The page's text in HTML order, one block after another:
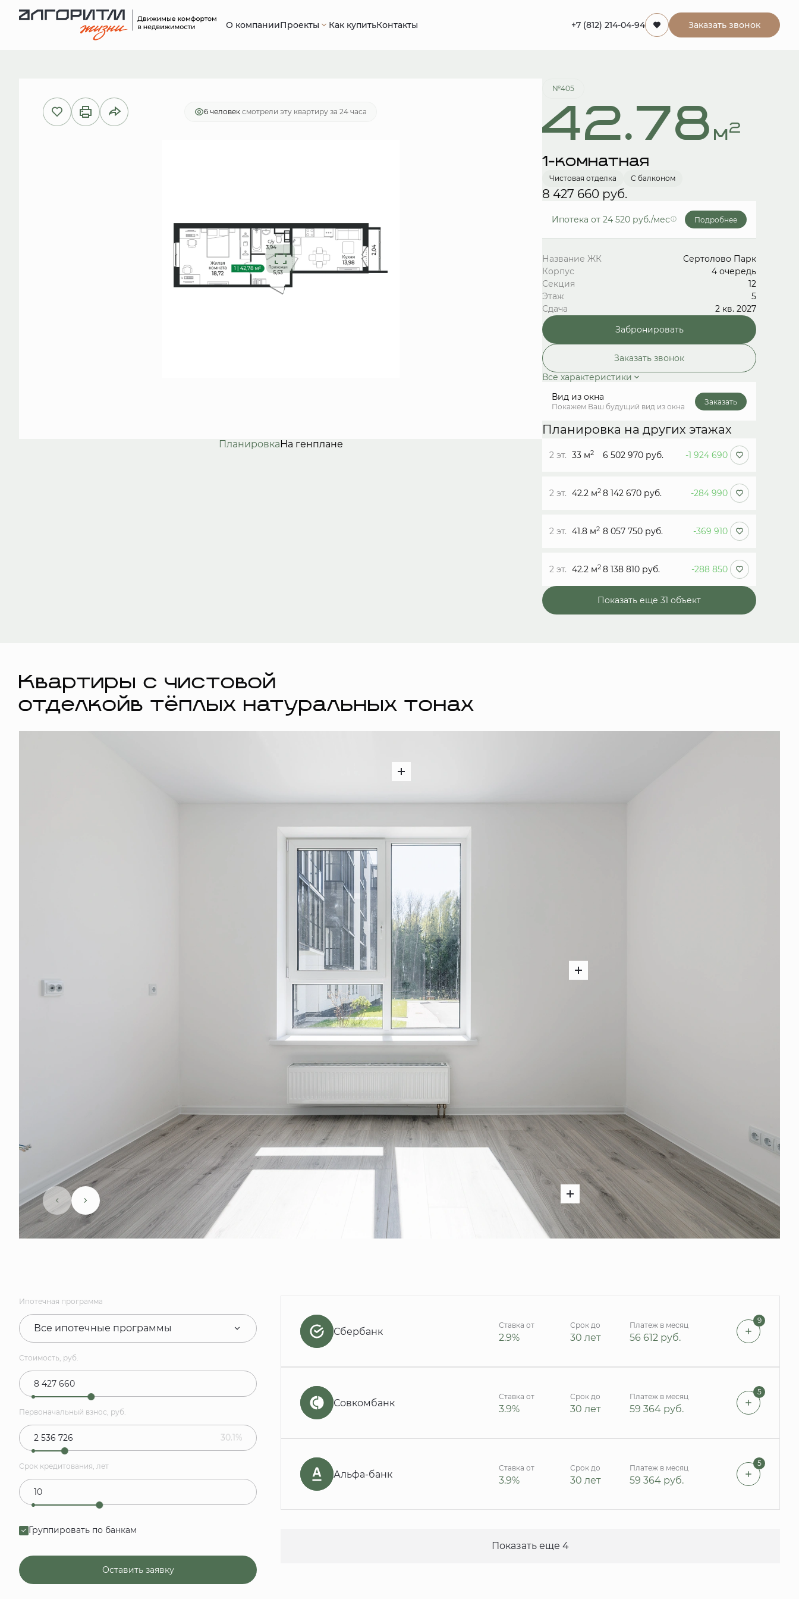
О компанииПроекты Как купитьКонтакты +7 (812) 214-04-94 Заказать звонок
1-комнатная 42.78 м 2 8 427 660 руб.Ипотекаот 24 520 руб./мес. Забронировать
6 человек смотрели эту квартиру за 24 часа
ПланировкаНа генплане
№405
42.78 м2
1-комнатная
Чистовая отделка С балконом
8 427 660 руб.
Ипотека от 24 520 руб./мес Подробнее
Название ЖК
Сертолово Парк
Корпус
4 очередь
Секция
12
Этаж
5
Сдача
2 кв. 2027
Забронировать
Заказать звонок
Все характеристики
Вид из окна
Покажем Ваш будущий вид из окна
Заказать
Планировка на других этажах
2 эт. 33 м2 6 502 970 руб. -1 924 690
2 эт. 42.2 м2 8 142 670 руб. -284 990
2 эт. 41.8 м2 8 057 750 руб. -369 910
2 эт. 42.2 м2 8 138 810 руб. -288 850
Показать еще 31 объект
Квартиры с чистовой
отделкойв тёплых натуральных тонах
Ипотечная программа
Все ипотечные программы
Стоимость, руб.
Первоначальный взнос, руб.
30.1%
Срок кредитования, лет
Группировать по банкам
Оставить заявку
Сбербанк
Ставка от
2.9%
Срок до
30 лет
Платеж в месяц
56 612 руб.
9
Совкомбанк
Ставка от
3.9%
Срок до
30 лет
Платеж в месяц
59 364 руб.
5
Альфа-банк
Ставка от
3.9%
Срок до
30 лет
Платеж в месяц
59 364 руб.
5
Показать еще 4